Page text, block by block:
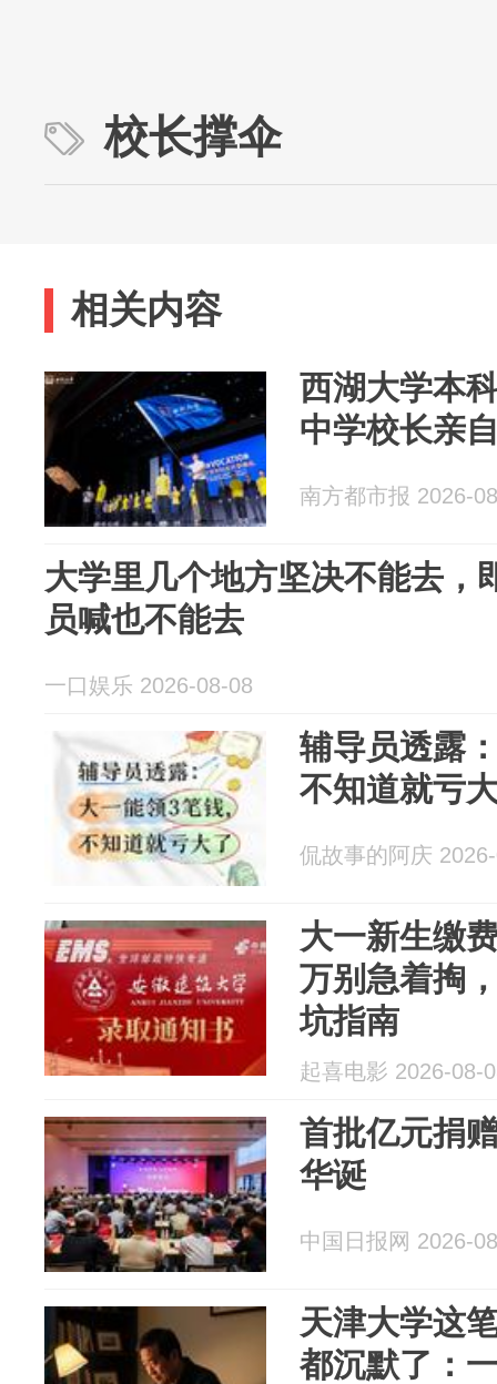
校长撑伞
相关内容
西湖大学本
中学校长亲
南方都市报 2026-
大学里几个地方坚决不能去，
员喊也不能去
一口娱乐 2026-08-08
辅导员透露
不知道就亏
侃故事的阿庆
大一新生缴
万别急着掏
坑指南
起喜电影 2026-08-
首批亿元捐
华诞
中国日报网 2026-
天津大学这
都沉默了：